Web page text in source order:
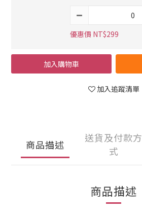
優惠價 NT$299
加入購物車
加入追蹤清單
商品描述
送貨及付款方
式
商品描述